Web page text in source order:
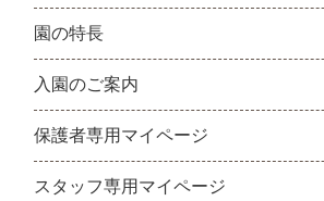
園の特長
入園のご案内
保護者専用マイページ
スタッフ専用マイページ